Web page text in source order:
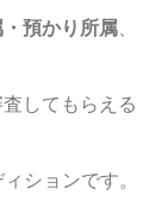
預かり所属、
してもらえる
ションです。